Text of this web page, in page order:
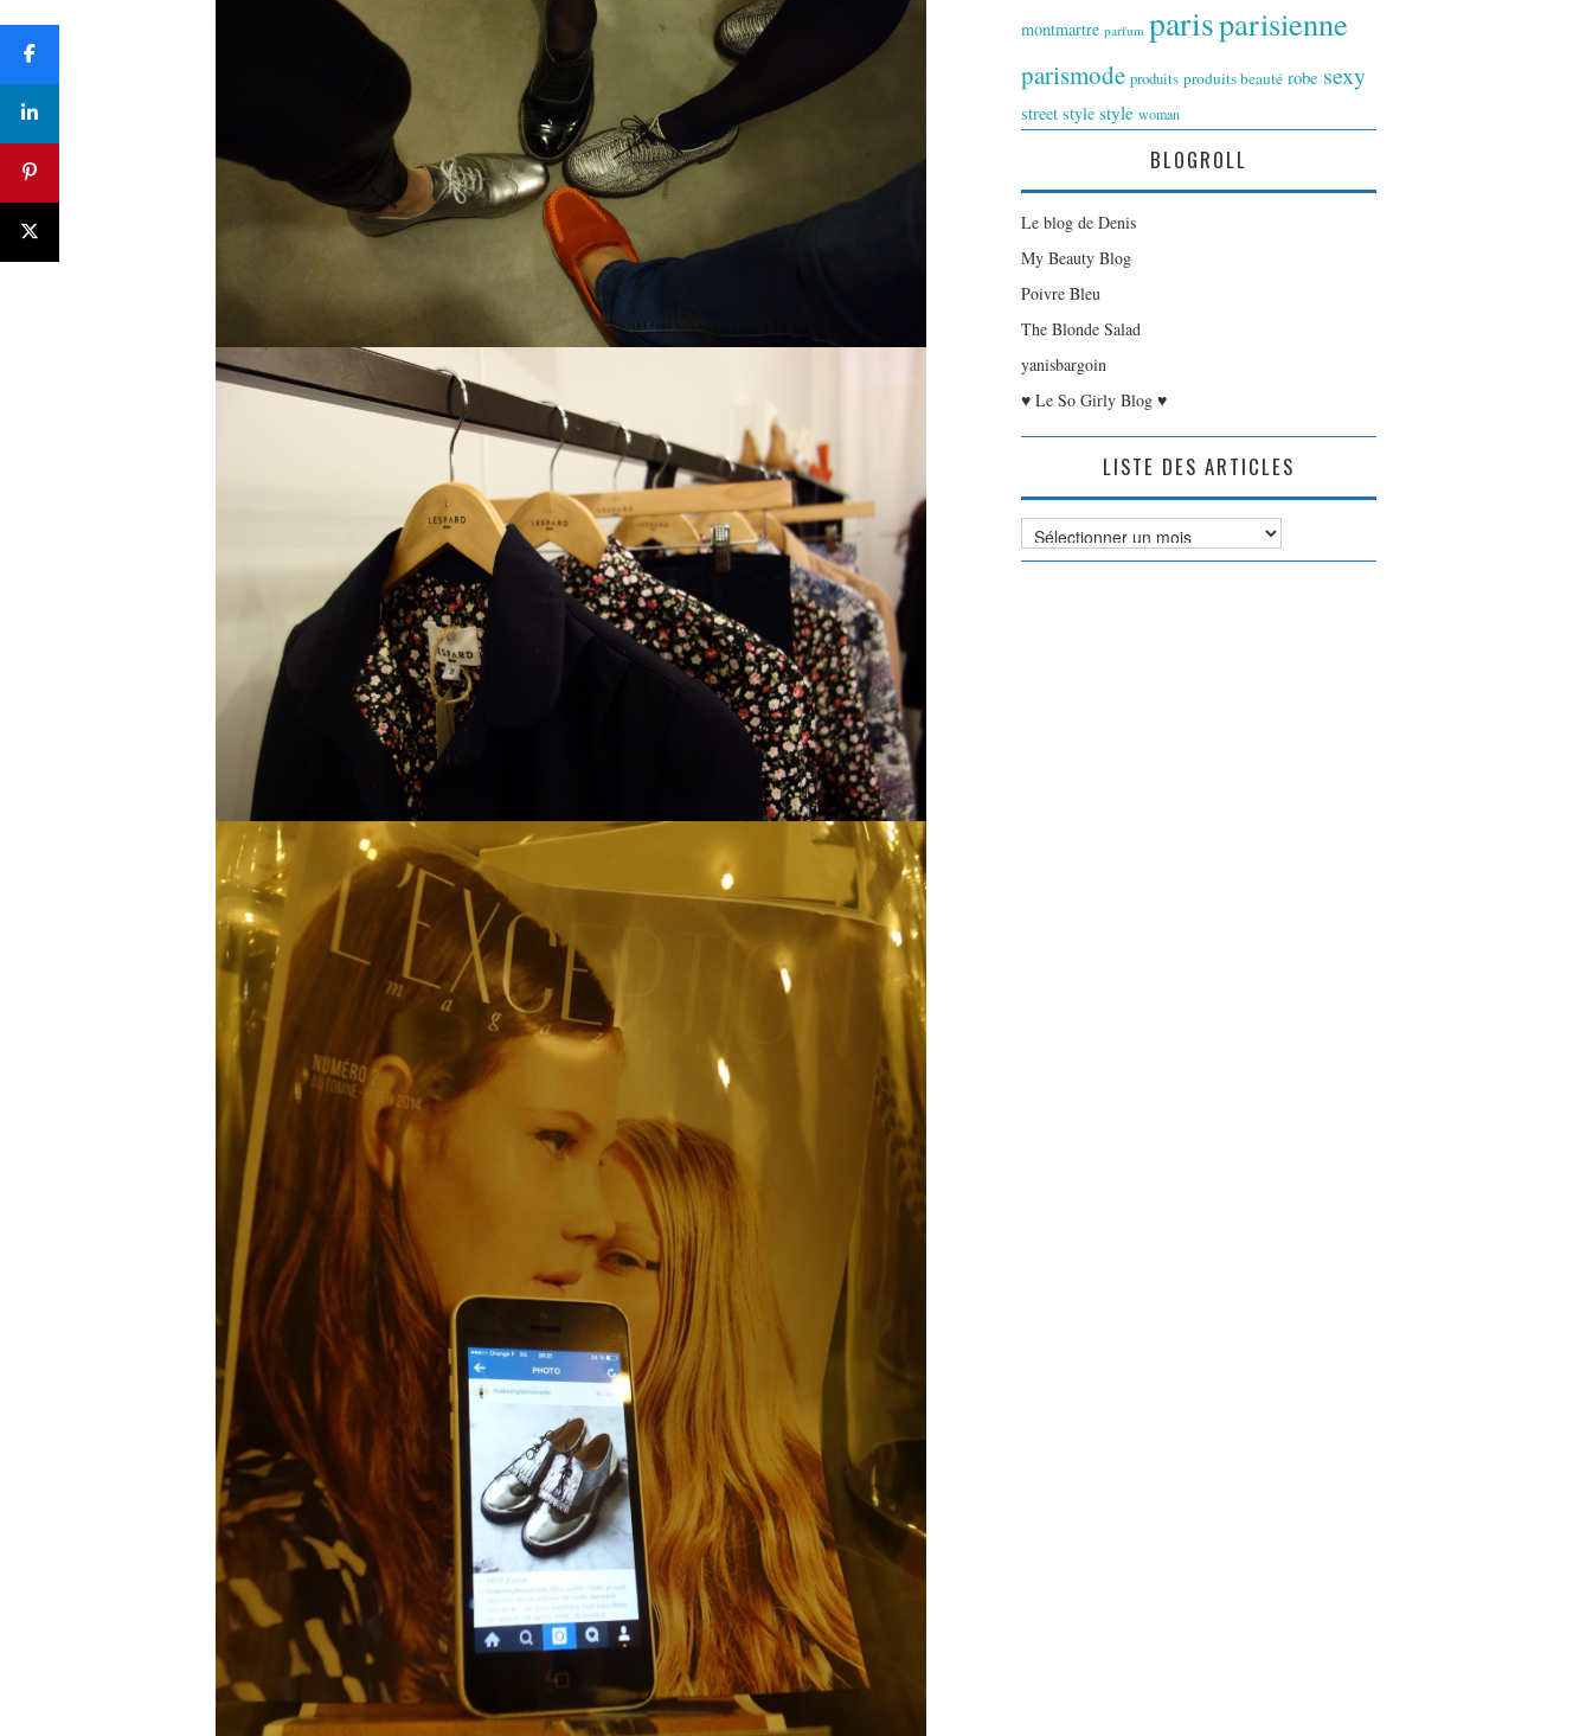
montmartre parfum parisparisienne
parismode produits produits beauté robe sexy
street style style woman
BLOGROLL
Le blog de Denis
My Beauty Blog
Poivre Bleu
The Blonde Salad
yanisbargoin
♥ Le So Girly Blog ♥
LISTE DES ARTICLES
Liste
des